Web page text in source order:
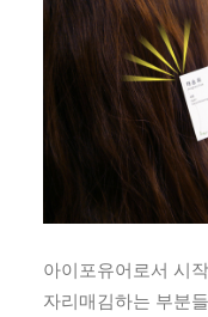
아이포유어로서 시
자리매김하는 부분